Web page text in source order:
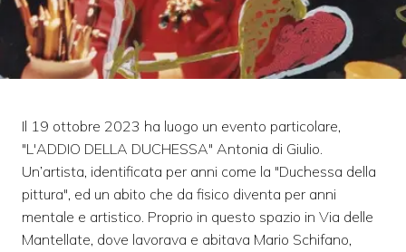
Il 19 ottobre 2023 ha luogo un evento particolare,
"L'ADDIO DELLA DUCHESSA" Antonia di Giulio.
Un’artista, identificata per anni come la "Duchessa della
pittura", ed un abito che da fisico diventa per anni
mentale e artistico. Proprio in questo spazio in Via delle
Mantellate, dove lavorava e abitava Mario Schifano,